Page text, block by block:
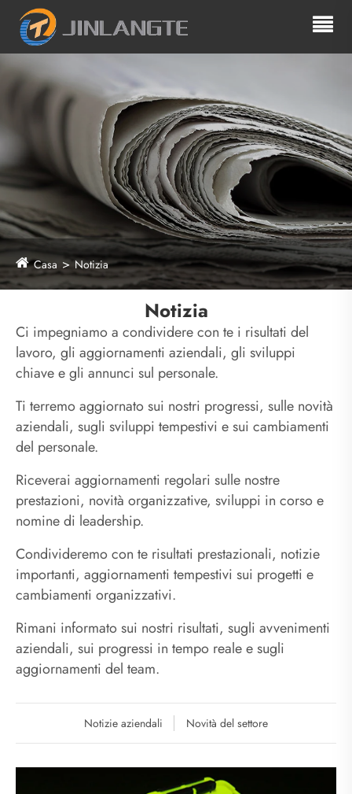
Casa Notizia
Notizia
Ci impegniamo a condividere con te i risultati del
lavoro, gli aggiornamenti aziendali, gli sviluppi
chiave e gli annunci sul personale.
Ti terremo aggiornato sui nostri progressi, sulle novità
aziendali, sugli sviluppi tempestivi e sui cambiamenti
del personale.
Riceverai aggiornamenti regolari sulle nostre
prestazioni, novità organizzative, sviluppi in corso e
nomine di leadership.
Condivideremo con te risultati prestazionali, notizie
importanti, aggiornamenti tempestivi sui progetti e
cambiamenti organizzativi.
Rimani informato sui nostri risultati, sugli avvenimenti
aziendali, sui progressi in tempo reale e sugli
aggiornamenti del team.
Notizie aziendali Novità del settore